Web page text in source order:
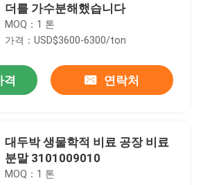
더를 가수분해했습니다
MOQ：1 톤
가격：USD$3600-6300/ton
격 연락처
대두박 생물학적 비료 공장 비료
분말 3101009010
MOQ：1 톤